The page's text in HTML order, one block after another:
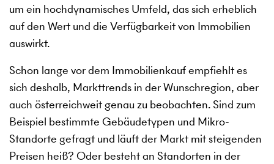
um ein hochdynamisches Umfeld, das sich erheblich
auf den Wert und die Verfügbarkeit von Immobilien
auswirkt.
Schon lange vor dem Immobilienkauf empfiehlt es
sich deshalb, Markttrends in der Wunschregion, aber
auch österreichweit genau zu beobachten. Sind zum
Beispiel bestimmte Gebäudetypen und Mikro-
Standorte gefragt und läuft der Markt mit steigenden
Preisen heiß? Oder besteht an Standorten in der